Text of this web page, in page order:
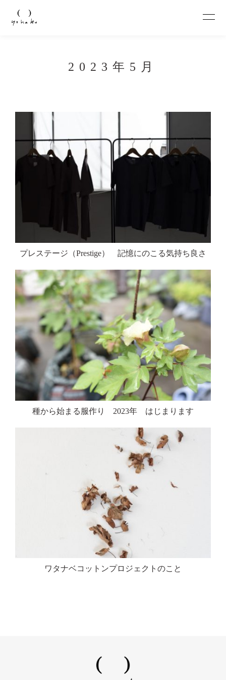
2023年5月
プレステージ（Prestige） 記憶にのこる気持ち良さ
種から始まる服作り 2023年 はじまります
ワタナベコットンプロジェクトのこと